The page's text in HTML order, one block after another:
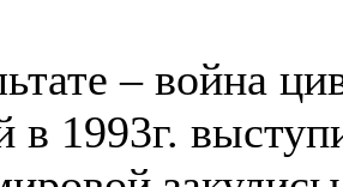
– война
в 1993г.